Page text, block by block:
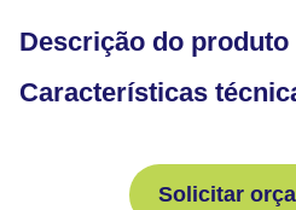
Descrição do produto
Características
Solicitar